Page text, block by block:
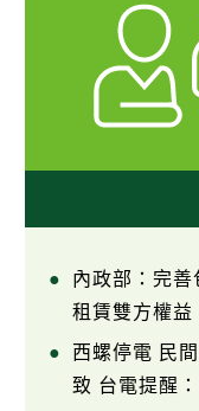
內政部：完
租賃雙方權益
西螺停電 民
致 台電提醒